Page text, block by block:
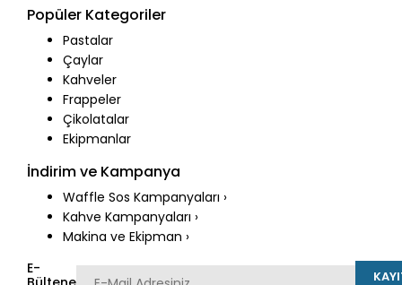
Popüler Kategoriler
Pastalar
Çaylar
Kahveler
Frappeler
Çikolatalar
Ekipmanlar
İndirim ve Kampanya
Waffle Sos Kampanyaları ›
Kahve Kampanyaları ›
Makina ve Ekipman ›
E-